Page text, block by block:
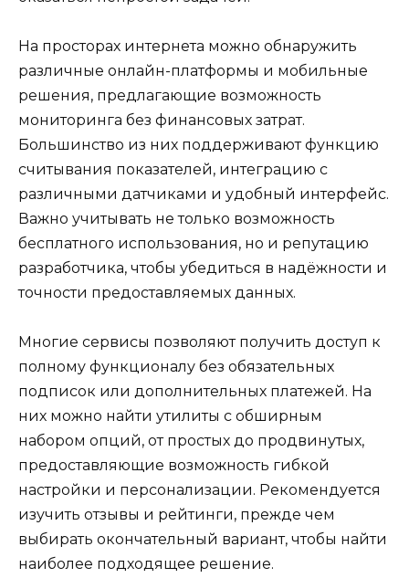
На просторах интернета можно обнаружить
различные онлайн-платформы и мобильные
решения, предлагающие возможность
мониторинга без финансовых затрат.
Большинство из них поддерживают функцию
считывания показателей, интеграцию с
различными датчиками и удобный интерфейс.
Важно учитывать не только возможность
бесплатного использования, но и репутацию
разработчика, чтобы убедиться в надёжности и
точности предоставляемых данных.
Многие сервисы позволяют получить доступ к
полному функционалу без обязательных
подписок или дополнительных платежей. На
них можно найти утилиты с обширным
набором опций, от простых до продвинутых,
предоставляющие возможность гибкой
настройки и персонализации. Рекомендуется
изучить отзывы и рейтинги, прежде чем
выбирать окончательный вариант, чтобы найти
наиболее подходящее решение.